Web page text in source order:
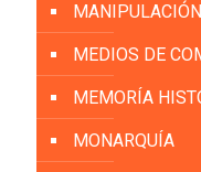
MANIPULACIÓN
MEDIOS DE
MEMORÍA
MONARQUÍA